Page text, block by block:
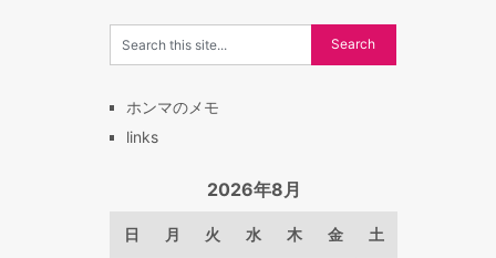
ホンマのメモ
links
2026年8月
日 月 火 水 木 金 土